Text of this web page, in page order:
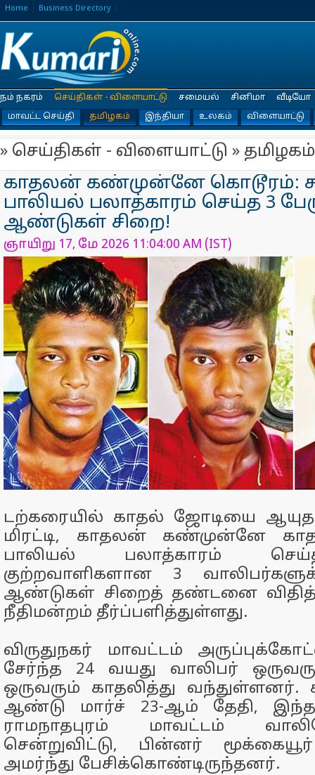
Home Business Directory
நம் நகரம்
செய்திகள் - விளையாட்டு
மாவட்ட செய்தி
தமிழகம் இந்தியா உலகம் விளையாட்டு
சமையல் சினிமா வீடியோ
» செய்திகள் - விளையாட்டு » தமிழகம்
காதலன் கண்முன்னே கொடூரம்:
பாலியல் பலாத்காரம் செய்த 3
ஆண்டுகள் சிறை!
ஞாயிறு 17, மே 2026 11:04:00 AM (IST)
டற்கரையில் காதல் ஜோடியை
மிரட்டி, காதலன் கண்முன்னே
பாலியல் பலாத்காரம்
குற்றவாளிகளான 3
ஆண்டுகள் சிறைத் தண்டனை
நீதிமன்றம் தீர்ப்பளித்துள்ளது.
விருதுநகர் மாவட்டம்
சேர்ந்த 24 வயது வாலிபர்
ஒருவரும் காதலித்து வந்துள்ளனர்.
ஆண்டு மார்ச் 23-ஆம் தேதி,
ராமநாதபுரம் மாவட்டம்
சென்றுவிட்டு, பின்னர்
அமர்ந்து பேசிக்கொண்டிருந்தனர்.